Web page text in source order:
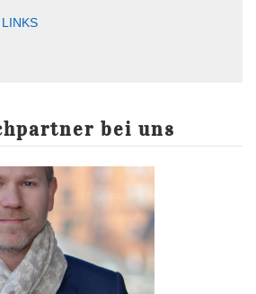
bei uns